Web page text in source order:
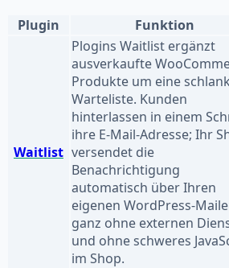
Plugin Funktion
Waitlist
Plogins Waitlist ergänzt
ausverkaufte
Produkte um eine
Warteliste. Kunden
hinterlassen in einem
ihre E-Mail-Adresse; Ihr
versendet die
Benachrichtigung
automatisch über Ihren
eigenen WordPress-
ganz ohne externen
und ohne schweres
im Shop.